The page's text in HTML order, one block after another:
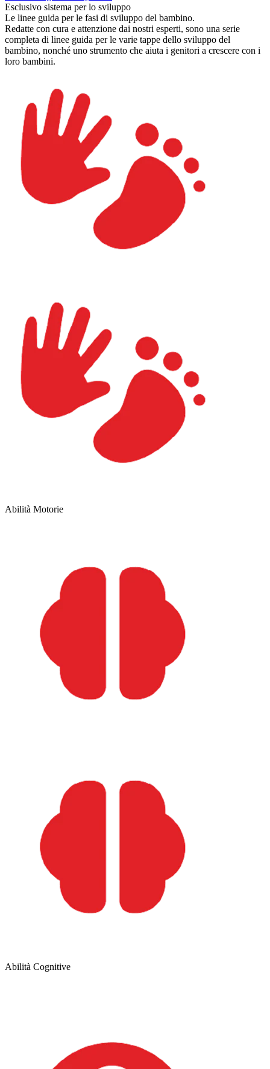
Esclusivo sistema per lo sviluppo
Le linee guida per le fasi di sviluppo del bambino.
Redatte con cura e attenzione dai nostri esperti, sono una serie
completa di linee guida per le varie tappe dello sviluppo del
bambino, nonché uno strumento che aiuta i genitori a crescere con i
loro bambini.
Abilità Motorie
Abilità Cognitive